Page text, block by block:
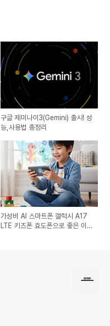
구글 제미나이3(Gemini) 출시! 성
능,사용법 총정리
가성비 AI 스마트폰 갤럭시 A17
LTE 키즈폰 효도폰으로 좋은 이유